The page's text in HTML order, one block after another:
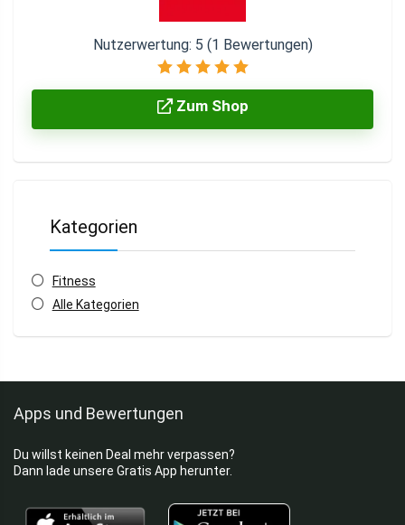
Nutzerwertung: 5 (1 Bewertungen)
Zum Shop
Kategorien
Fitness
Alle Kategorien
Apps und Bewertungen
Du willst keinen Deal mehr verpassen?
Dann lade unsere Gratis App herunter.